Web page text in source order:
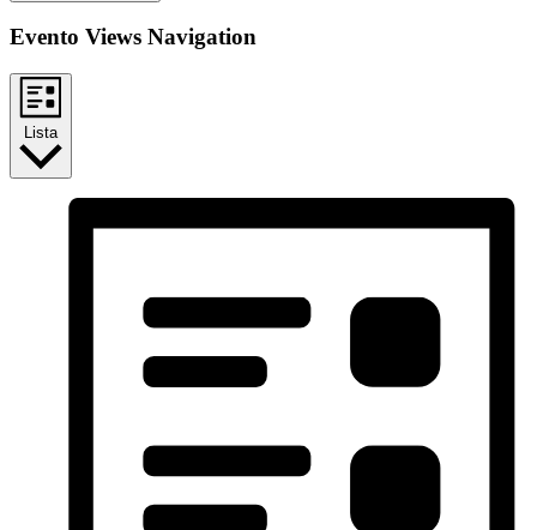
Evento Views Navigation
Lista